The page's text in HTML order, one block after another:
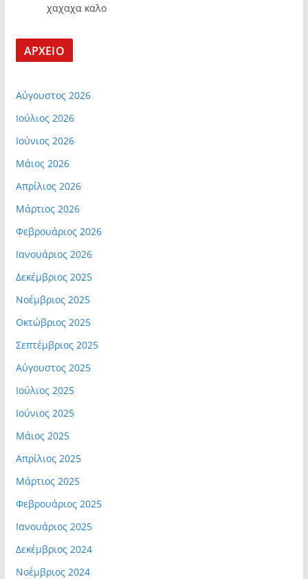
χαχαχα καλο
ΑΡΧΕΙΟ
Αύγουστος 2026
Ιούλιος 2026
Ιούνιος 2026
Μάιος 2026
Απρίλιος 2026
Μάρτιος 2026
Φεβρουάριος 2026
Ιανουάριος 2026
Δεκέμβριος 2025
Νοέμβριος 2025
Οκτώβριος 2025
Σεπτέμβριος 2025
Αύγουστος 2025
Ιούλιος 2025
Ιούνιος 2025
Μάιος 2025
Απρίλιος 2025
Μάρτιος 2025
Φεβρουάριος 2025
Ιανουάριος 2025
Δεκέμβριος 2024
Νοέμβριος 2024